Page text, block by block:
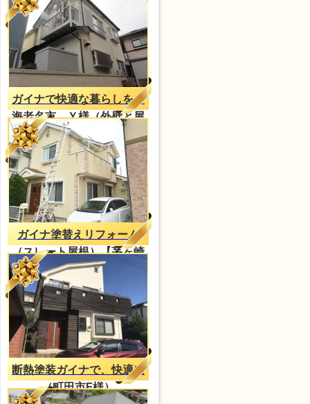
ガイナで快適な暮らしを
海老名市 Ｙ様（外壁と屋
根共に、ガイナ）
ガイナ塗替えリフォーム
（スレート屋根）【茅ヶ崎
市ー塗装工事】
断熱塗装ガイナで、快適に
（町田市F様）